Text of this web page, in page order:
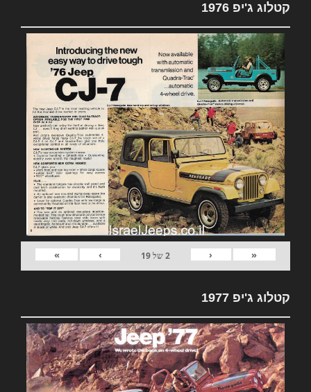
קטלוג ג'יפ 1976
«
‹
2של19
›
»
קטלוג ג'יפ 1977